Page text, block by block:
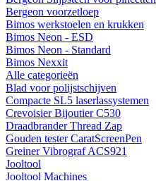
Bergeon voorzetloep
Bimos werkstoelen en krukken
Bimos Neon - ESD
Bimos Neon - Standard
Bimos Nexxit
Alle categorieën
Blad voor polijstschijven
Compacte SL5 laserlassystemen
Crevoisier Bijoutier C530
Draadbrander Thread Zap
Gouden tester CaratScreenPen
Greiner Vibrograf ACS921
Jooltool
Jooltool Machines